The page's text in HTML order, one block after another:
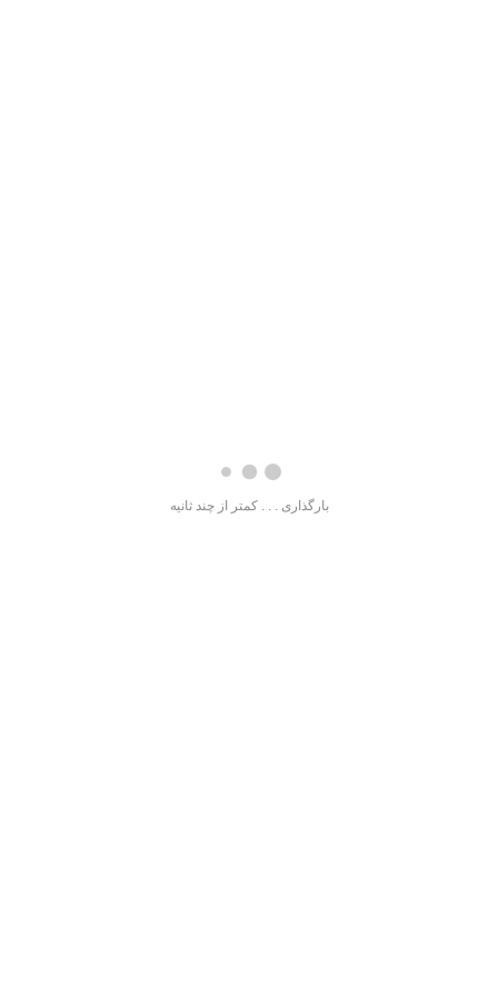
بارگذاری . . . کمتر از چند ثانیه